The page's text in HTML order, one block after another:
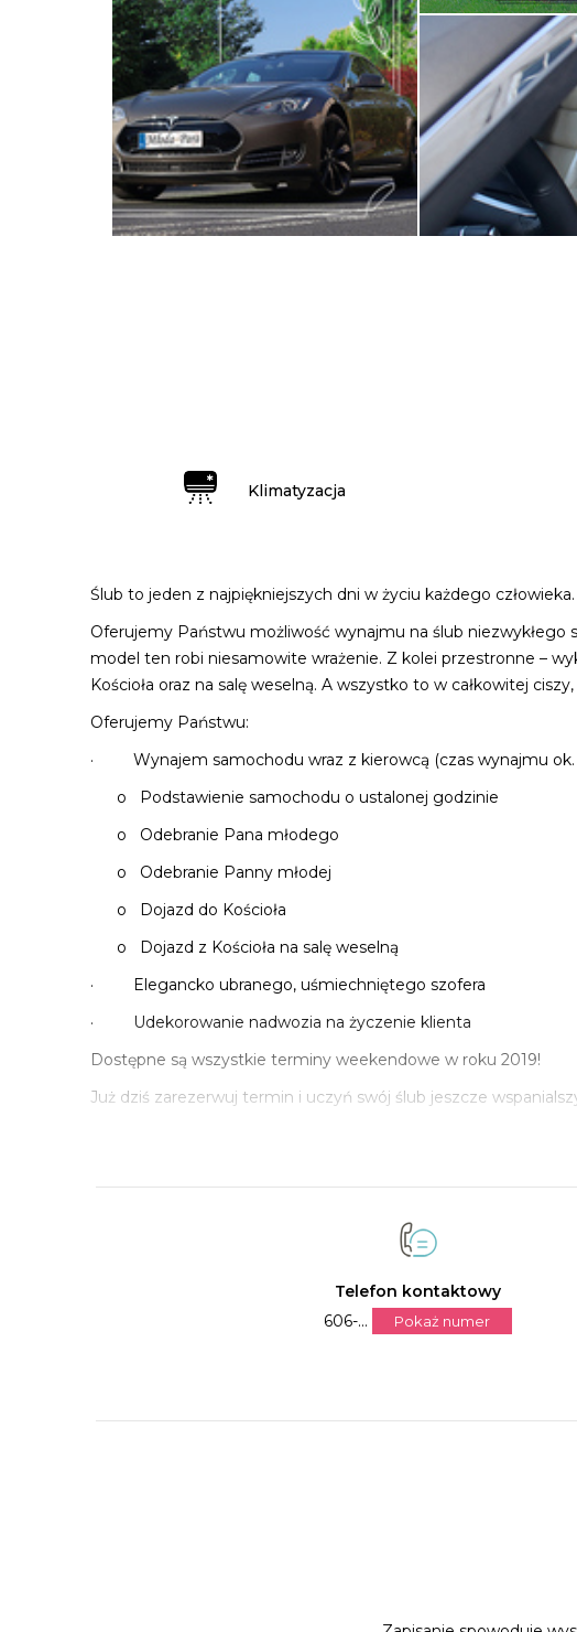
Klimatyzacja
Ślub to jeden z najpiękniejszych dni w życiu każdego
Oferujemy Państwu możliwość wynajmu na ślub niezwykłego
model ten robi niesamowite wrażenie. Z kolei przestronne –
Kościoła oraz na salę weselną. A wszystko to w całkowitej
Oferujemy Państwu:
· Wynajem samochodu wraz z kierowcą (czas wynajmu ok.
o Podstawienie samochodu o ustalonej godzinie
o Odebranie Pana młodego
o Odebranie Panny młodej
o Dojazd do Kościoła
o Dojazd z Kościoła na salę weselną
· Elegancko ubranego, uśmiechniętego szofera
· Udekorowanie nadwozia na życzenie klienta
Dostępne są wszystkie terminy weekendowe w roku 2019!
Już dziś zarezerwuj termin i uczyń swój ślub jeszcze
Telefon kontaktowy
606-...
Pokaż numer